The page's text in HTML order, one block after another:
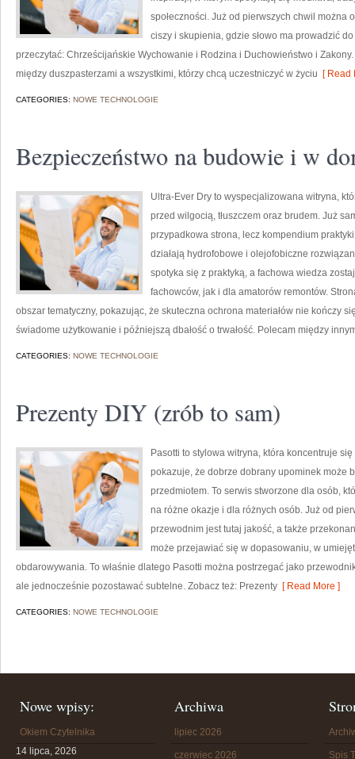
społeczności. Już od pierwszych chwil można
ciszy i skupienia, gdzie słowo ma prowadzić
przeczytać: Chrześcijańskie Wychowanie i Rodzina i Duchowieństwo i Zakony.
między duszpasterzami a wszystkimi, którzy chcą uczestniczyć w życiu [ Read
CATEGORIES: NOWE TECHNOLOGIE
Bezpieczeństwo na budowie i w
Ultra-Ever Dry to wyspecjalizowana witryna,
przed wilgocią, tłuszczem oraz brudem. Już
przypadkowa strona, lecz kompendium
działają hydrofobowe i olejofobiczne
spotyka się z praktyką, a fachowa wiedza
fachowców, jak i dla amatorów remontów.
obszar tematyczny, pokazując, że skuteczna ochrona materiałów nie kończy
świadome użytkowanie i późniejszą dbałość o trwałość. Polecam między
CATEGORIES: NOWE TECHNOLOGIE
Prezenty DIY (zrób to sam)
Pasotti to stylowa witryna, która koncentruje
pokazuje, że dobrze dobrany upominek może
przedmiotem. To serwis stworzone dla osób,
na różne okazje i dla różnych osób. Już od
przewodnim jest tutaj jakość, a także
może przejawiać się w dopasowaniu, w
obdarowywania. To właśnie dlatego Pasotti można postrzegać jako
ale jednocześnie pozostawać subtelne. Zobacz też: Prezenty [ Read More ]
CATEGORIES: NOWE TECHNOLOGIE
Nowe wpisy:
Okiem Czytelnika
14 lipca, 2026
Archiwa
lipiec 2026
czerwiec 2026 Spis